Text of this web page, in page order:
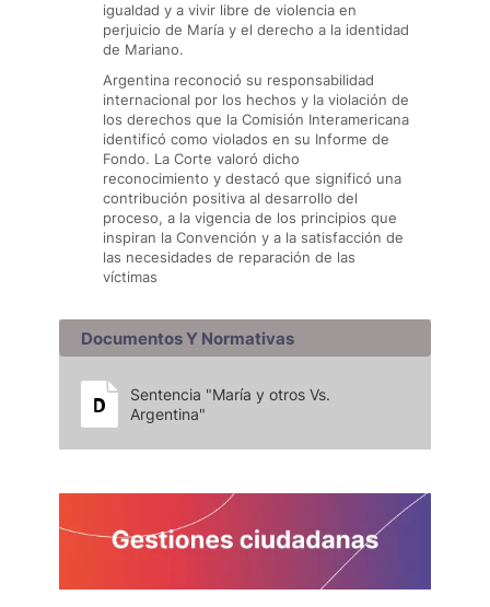
igualdad y a vivir libre de violencia en
perjuicio de María y el derecho a la identidad
de Mariano.
Argentina reconoció su responsabilidad
internacional por los hechos y la violación de
los derechos que la Comisión Interamericana
identificó como violados en su Informe de
Fondo. La Corte valoró dicho
reconocimiento y destacó que significó una
contribución positiva al desarrollo del
proceso, a la vigencia de los principios que
inspiran la Convención y a la satisfacción de
las necesidades de reparación de las
víctimas
Documentos Y Normativas
Sentencia "María y otros Vs.
Argentina"